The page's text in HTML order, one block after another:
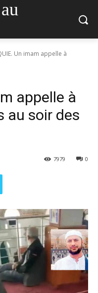
Un imam appelle à
appelle à
au soir des
0
7979